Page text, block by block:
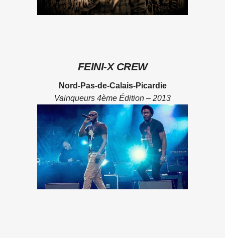
FEINI-X CREW
Nord-Pas-de-Calais-Picardie
Vainqueurs 4ème Édition – 2013